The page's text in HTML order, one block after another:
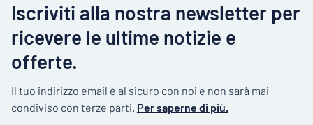
Iscriviti alla nostra newsletter per
ricevere le ultime notizie e
offerte.
Il tuo indirizzo email è al sicuro con noi e non sarà mai
condiviso con terze parti. Per saperne di più.